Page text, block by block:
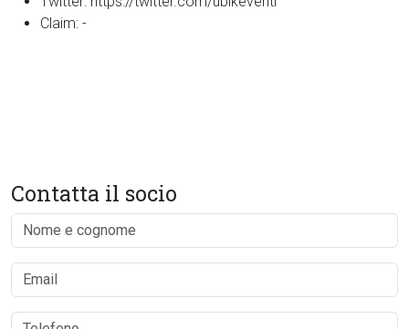
Claim: -
Contatta il socio